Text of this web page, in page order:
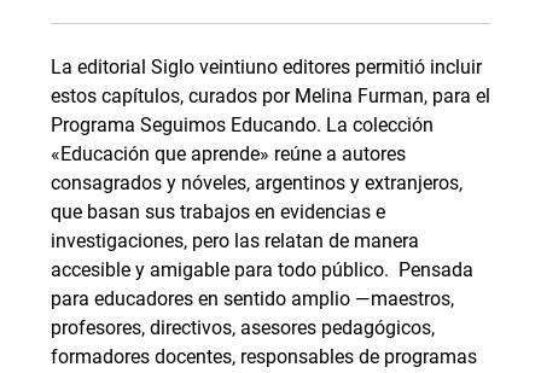
La editorial Siglo veintiuno editores permitió incluir
estos capítulos, curados por Melina Furman, para el
Programa Seguimos Educando. La colección
«Educación que aprende» reúne a autores
consagrados y nóveles, argentinos y extranjeros,
que basan sus trabajos en evidencias e
investigaciones, pero las relatan de manera
accesible y amigable para todo público. Pensada
para educadores en sentido amplio —maestros,
profesores, directivos, asesores pedagógicos,
formadores docentes, responsables de programas